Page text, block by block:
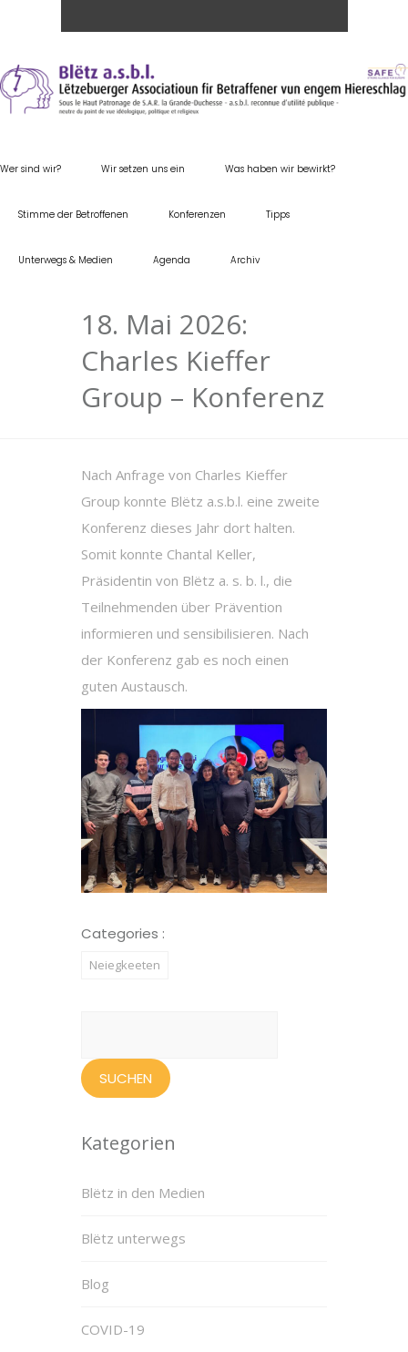
Wer sind wir? Wir setzen uns ein Was haben wir bewirkt?
Stimme der Betroffenen Konferenzen Tipps
Unterwegs & Medien Agenda Archiv
18. Mai 2026:
Charles Kieffer
Group – Konferenz
Nach Anfrage von Charles Kieffer
Group konnte Blëtz a.s.b.l. eine zweite
Konferenz dieses Jahr dort halten.
Somit konnte Chantal Keller,
Präsidentin von Blëtz a. s. b. l., die
Teilnehmenden über Prävention
informieren und sensibilisieren. Nach
der Konferenz gab es noch einen
guten Austausch.
Categories :
Neiegkeeten
Kategorien
Blëtz in den Medien
Blëtz unterwegs
Blog
COVID-19